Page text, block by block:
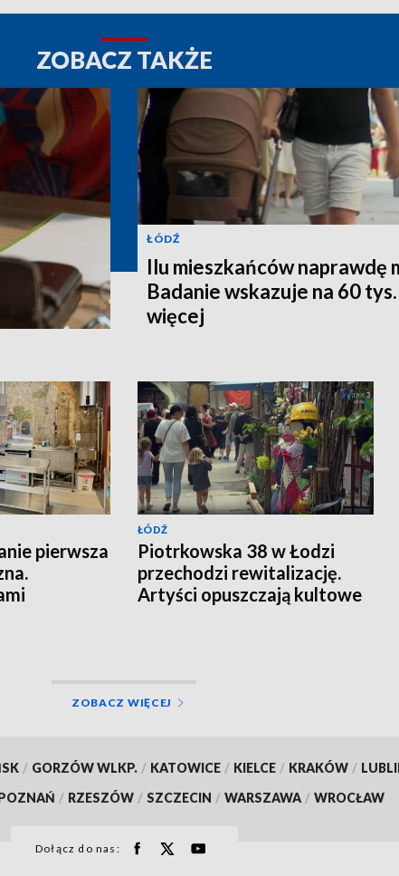
ZOBACZ TAKŻE
ŁÓDŹ
Ilu mieszkańców naprawdę
Badanie wskazuje na 60
więcej
pierwsza
ŁÓDŹ
Piotrkowska 38 w Łodzi
przechodzi rewitalizację.
Artyści opuszczają kultowe
ZOBACZ WIĘCEJ
/ GORZÓW WLKP. / KATOWICE / KIELCE / KRAKÓW /
/ RZESZÓW / SZCZECIN / WARSZAWA / WROCŁAW
Dołącz do nas: